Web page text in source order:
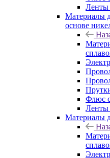
Ленты
Материалы
основе
Флюс
Ленты
Материалы